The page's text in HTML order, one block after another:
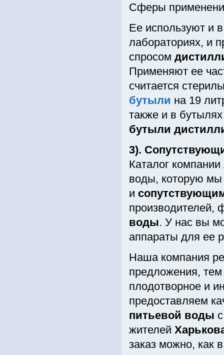
Сферы
Ее используют и
лабораториях, и
спросом
Применяют ее
считается
бутыли на 19
также и в
бутыли
3).
Каталог
воды, которую мы
и
производителей,
воды. У нас вы
аппараты для ее
Наша компания
предложения,
плодотворное и
предоставляем
питьевой воды
жителей
заказ можно, как